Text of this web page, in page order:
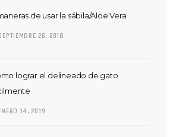
de usar la sábila/Aloe Vera
26, 2018
lograr el delineado de gato
14, 2019